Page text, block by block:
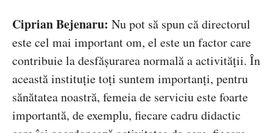
Ciprian Bejenaru: Nu pot să spun că directorul
este cel mai important om, el este un factor care
contribuie la desfășurarea normală a activității. În
această instituție toți suntem importanți, pentru
sănătatea noastră, femeia de serviciu este foarte
importantă, de exemplu, fiecare cadru didactic